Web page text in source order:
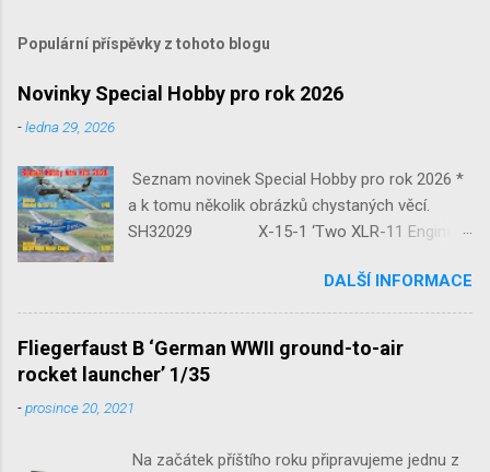
Populární příspěvky z tohoto blogu
Novinky Special Hobby pro rok 2026
-ledna 29, 2026
Seznam novinek Special Hobby pro rok 2026 *
a k tomu několik obrázků chystaných věcí.
SH32029 X-15-1 ‘Two XLR-11 Engines’
‘Guardians of Sion’ 1/32 SH32092
JB-2 Loon ‘US Version of V-1 Missile’
1/32 1/32 SH48052 Seafire
Mk.III 1/48 reissue SH48160
Baltimore Mk.I 1/48 ...
DALŠÍ INFORMACE
Fliegerfaust B ‘German WWII ground-to-air
rocket launcher’ 1/35
-prosince 20, 2021
Na začátek příštího roku připravujeme jednu z